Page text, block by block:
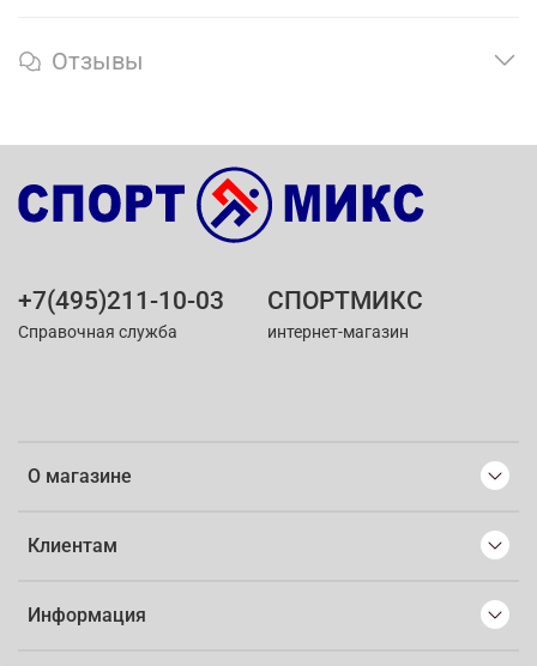
Отзывы
О магазине
Клиентам
Информация
+7(495)211-10-03
Справочная служба
СПОРТМИКС
интернет-магазин